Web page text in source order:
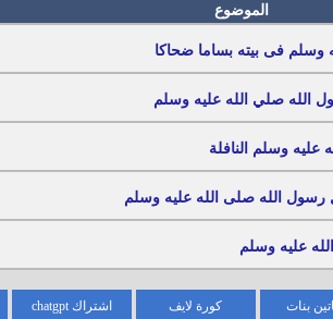
الموضوع
وسلم فى بيته بساما ضحاكا
الله صلي الله عليه وسلم
عليه وسلم النافلة
الله صلى الله عليه وسلم
عليه وسلم
بنات كورة لايف اشتراك chatgpt